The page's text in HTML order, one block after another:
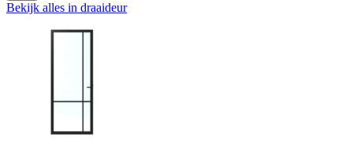
Bekijk alles in draaideur